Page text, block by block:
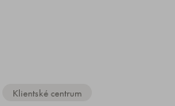
Klientské centrum